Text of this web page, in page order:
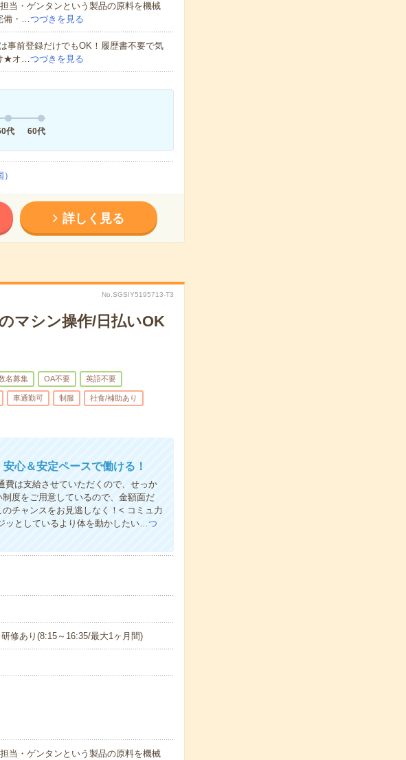
当・ゲンタンという製品の原料を機械
備・…つづきを見る
前登録だけでもOK！履歴書不要で気
★オ…つづきを見る
代 60代
詳しく見る
No.SGSIY5195713-T3
マシン操作/日払いOK
名募集 OA不要 英語不要
車通勤可 制服 社食/補助あり
心＆安定ペースで働ける！
費は支給させていただくので、せっか
度をご用意しているので、金額面だ
チャンスをお見逃しなく！< コミュ力
ッとしているより体を動かしたい…つ
修あり(8:15～16:35/最大1ヶ月間)
当・ゲンタンという製品の原料を機械